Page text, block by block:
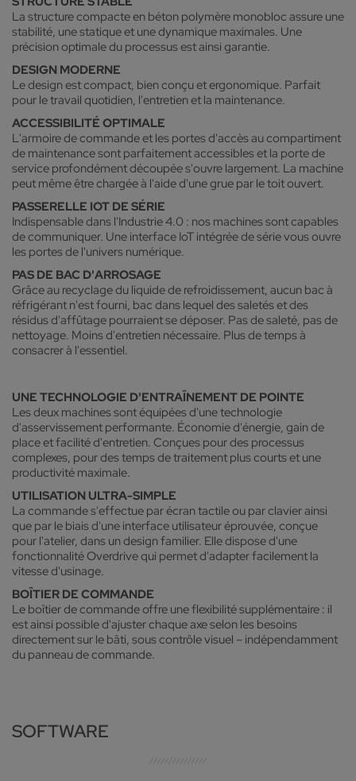
La structure compacte en béton polymère monobloc assure une
stabilité, une statique et une dynamique maximales. Une
précision optimale du processus est ainsi garantie.
DESIGN MODERNE
Le design est compact, bien conçu et ergonomique. Parfait
pour le travail quotidien, l'entretien et la maintenance.
ACCESSIBILITÉ OPTIMALE
L'armoire de commande et les portes d'accès au compartiment
de maintenance sont parfaitement accessibles et la porte de
service profondément découpée s'ouvre largement. La machine
peut même être chargée à l'aide d'une grue par le toit ouvert.
PASSERELLE IOT DE SÉRIE
Indispensable dans l'Industrie 4.0 : nos machines sont capables
de communiquer. Une interface IoT intégrée de série vous ouvre
les portes de l'univers numérique.
PAS DE BAC D'ARROSAGE
Grâce au recyclage du liquide de refroidissement, aucun bac à
réfrigérant n'est fourni, bac dans lequel des saletés et des
résidus d'affûtage pourraient se déposer. Pas de saleté, pas de
nettoyage. Moins d'entretien nécessaire. Plus de temps à
consacrer à l'essentiel.
UNE TECHNOLOGIE D'ENTRAÎNEMENT DE POINTE
Les deux machines sont équipées d'une technologie
d'asservissement performante. Économie d'énergie, gain de
place et facilité d'entretien. Conçues pour des processus
complexes, pour des temps de traitement plus courts et une
productivité maximale.
UTILISATION ULTRA-SIMPLE
La commande s'effectue par écran tactile ou par clavier ainsi
que par le biais d'une interface utilisateur éprouvée, conçue
pour l'atelier, dans un design familier. Elle dispose d'une
fonctionnalité Overdrive qui permet d'adapter facilement la
vitesse d'usinage.
BOÎTIER DE COMMANDE
Le boîtier de commande offre une flexibilité supplémentaire : il
est ainsi possible d'ajuster chaque axe selon les besoins
directement sur le bâti, sous contrôle visuel – indépendamment
du panneau de commande.
SOFTWARE